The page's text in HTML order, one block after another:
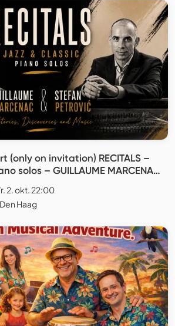
(only on invitation) RECITALS –
solos – GUILLAUME MARCENAC
2. okt. 22:00
Haag